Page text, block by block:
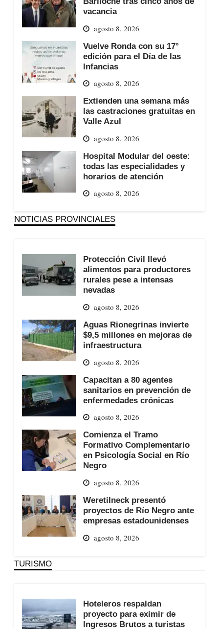
vacancia
agosto 8, 2026
Vuelve Ronda con su 17°
edición para el Día de las
Infancias
agosto 8, 2026
Extienden una semana más
las castraciones gratuitas en
Valle Azul
agosto 8, 2026
Hospital Modular del oeste:
todas las especialidades y
horarios de atención
agosto 8, 2026
NOTICIAS PROVINCIALES
Protección Civil llevó
alimentos para productores
rurales pese a intensas
nevadas
agosto 8, 2026
Aguas Rionegrinas invierte
$9,5 millones en mejoras de
infraestructura
agosto 8, 2026
Capacitan a 80 agentes
sanitarios en prevención de
enfermedades crónicas
agosto 8, 2026
Comienza el Tramo
Formativo Complementario
en Psicología Social en Río
Negro
agosto 8, 2026
Weretilneck presentó
proyectos de Río Negro ante
empresas estadounidenses
agosto 8, 2026
TURISMO
Hoteleros respaldan
proyecto para eximir de
Ingresos Brutos a turistas